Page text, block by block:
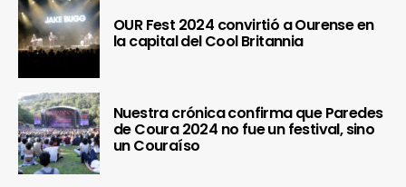
OUR Fest 2024 convirtió a Ourense en
la capital del Cool Britannia
Nuestra crónica confirma que Paredes
de Coura 2024 no fue un festival, sino
un Couraíso